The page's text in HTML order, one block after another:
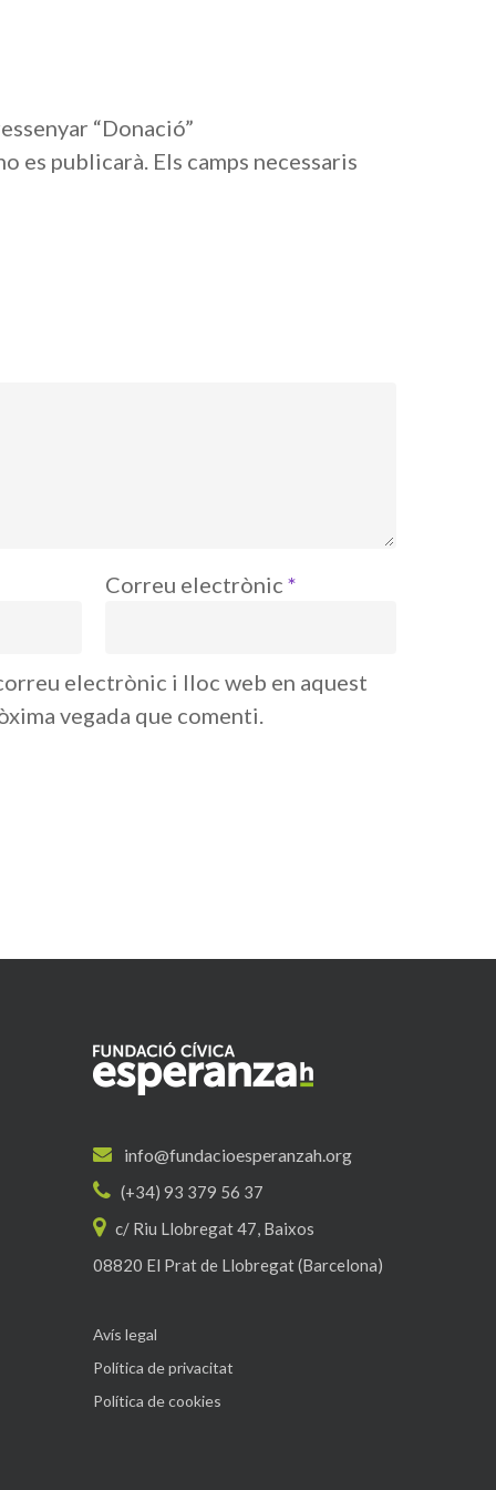
“Donació”
es publicarà. Els camps necessaris
Correu electrònic*
electrònic i lloc web en aquest
vegada que comenti.
info@fundacioesperanzah.org
(+34) 93 379 56 37
c/ Riu Llobregat 47, Baixos
08820 El Prat de Llobregat (Barcelona)
Avís legal
Política de privacitat
Política de cookies